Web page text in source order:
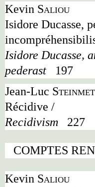
Kevin Saliou
Isidore Ducasse,
Isidore Ducasse,
pederast
197
Jean-Luc
Récidive /
Recidivism
227
COMPTES
Kevin Saliou